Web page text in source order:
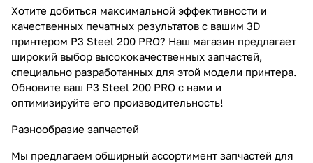
Хотите добиться максимальной эффективности и
качественных печатных результатов с вашим 3D
принтером P3 Steel 200 PRO? Наш магазин предлагает
широкий выбор высококачественных запчастей,
специально разработанных для этой модели принтера.
Обновите ваш P3 Steel 200 PRO с нами и
оптимизируйте его производительность!
Разнообразие запчастей
Мы предлагаем обширный ассортимент запчастей для